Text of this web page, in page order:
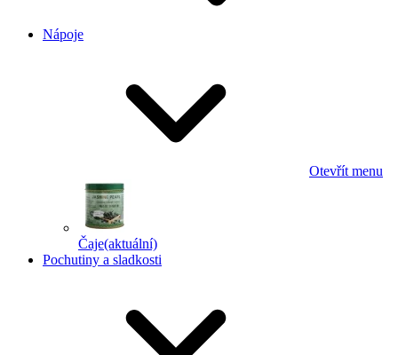
Nápoje
Otevřít menu
Čaje(aktuální)
Pochutiny a sladkosti